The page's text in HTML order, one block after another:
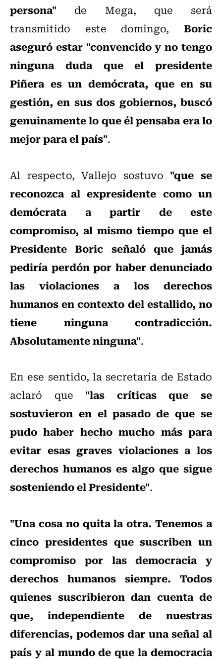
persona" de Mega, que será
transmitido este domingo, Boric
aseguró estar "convencido y no tengo
ninguna duda que el presidente
Piñera es un demócrata, que en su
gestión, en sus dos gobiernos, buscó
genuinamente lo que él pensaba era lo
mejor para el país".
Al respecto, Vallejo sostuvo "que se
reconozca al expresidente como un
demócrata a partir de este
compromiso, al mismo tiempo que el
Presidente Boric señaló que jamás
pediría perdón por haber denunciado
las violaciones a los derechos
humanos en contexto del estallido, no
tiene ninguna contradicción.
Absolutamente ninguna".
En ese sentido, la secretaria de Estado
aclaró que "las críticas que se
sostuvieron en el pasado de que se
pudo haber hecho mucho más para
evitar esas graves violaciones a los
derechos humanos es algo que sigue
sosteniendo el Presidente".
"Una cosa no quita la otra. Tenemos a
cinco presidentes que suscriben un
compromiso por las democracia y
derechos humanos siempre. Todos
quienes suscribieron dan cuenta de
que, independiente de nuestras
diferencias, podemos dar una señal al
país y al mundo de que la democracia